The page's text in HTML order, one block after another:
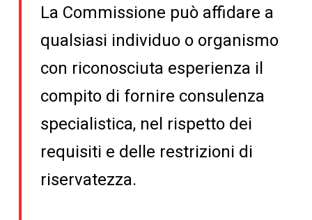
La Commissione può affidare a
qualsiasi individuo o organismo
con riconosciuta esperienza il
compito di fornire consulenza
specialistica, nel rispetto dei
requisiti e delle restrizioni di
riservatezza.